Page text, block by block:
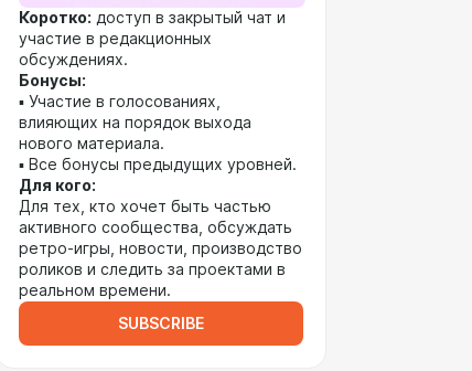
Коротко: доступ в закрытый чат и
участие в редакционных
обсуждениях.
Бонусы:
▪️ Участие в голосованиях,
влияющих на порядок выхода
нового материала.
▪️ Все бонусы предыдущих уровней.
Для кого:
Для тех, кто хочет быть частью
активного сообщества, обсуждать
ретро-игры, новости, производство
роликов и следить за проектами в
реальном времени.
SUBSCRIBE